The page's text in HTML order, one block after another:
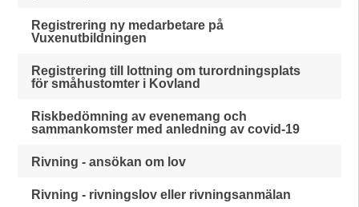
Registrering ny medarbetare på
Vuxenutbildningen
Registrering till lottning om turordningsplats
för småhustomter i Kovland
Riskbedömning av evenemang och
sammankomster med anledning av covid-19
Rivning - ansökan om lov
Rivning - rivningslov eller rivningsanmälan